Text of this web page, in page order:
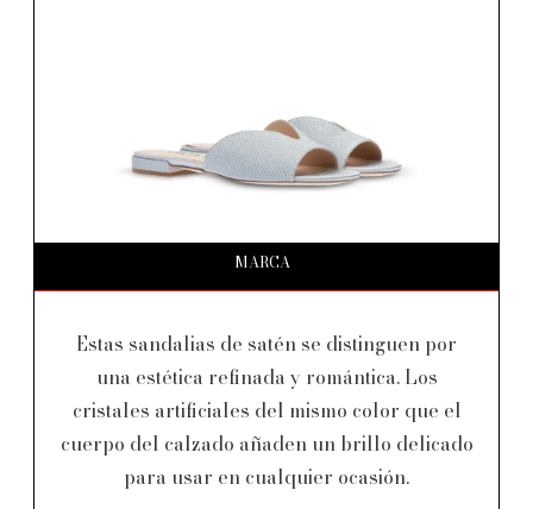
MARCA
Estas sandalias de satén se distinguen por
una estética refinada y romántica. Los
cristales artificiales del mismo color que el
cuerpo del calzado añaden un brillo delicado
para usar en cualquier ocasión.